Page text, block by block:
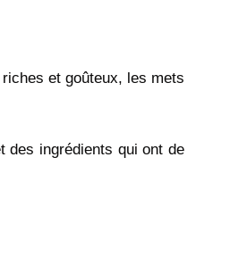
et goûteux, les mets
des ingrédients qui ont de